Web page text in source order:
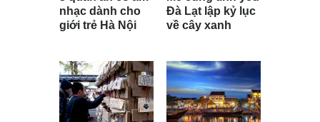
nhạc dành cho
giới trẻ Hà Nội
Đà Lạt lập kỷ lục
về cây xanh